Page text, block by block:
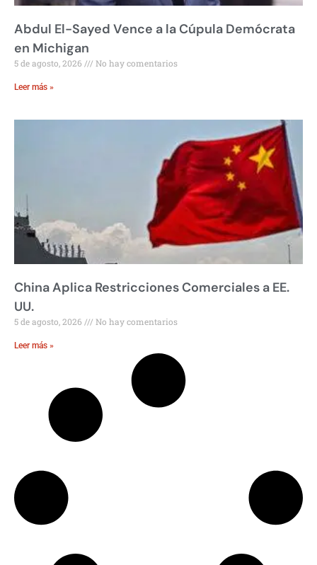
Abdul El-Sayed Vence a la Cúpula Demócrata
en Michigan
5 de agosto, 2026 No hay comentarios
Leer más »
China Aplica Restricciones Comerciales a EE.
UU.
5 de agosto, 2026 No hay comentarios
Leer más »